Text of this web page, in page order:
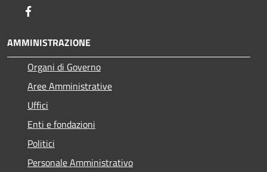
AMMINISTRAZIONE
Organi di Governo
Aree Amministrative
Uffici
Enti e fondazioni
Politici
Personale Amministrativo